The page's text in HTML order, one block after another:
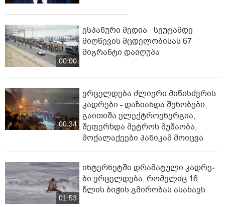
მოღვაწეობისთვის. თქვენი წინამძღოლობით ეს
მონასტერი ღირსმა იოანე ზედაზნელმა და თორმეტმა
ასურელმა მამამ, მისმა მოწაფეებმა, დაიფარონ,
გააძლიერონ და გაამრავლონ. საქართველოში
მონაზვნობა ააღორძინოს უფალმა მათი ლოცვით.
ღმერთმა დაგლოცოთ და გაგაძლიეროთ!”, -
განაცხადა პატრიარქმა.
00:00
ესპანური მედია - სეუტამდე
მიღწევის მცდელობისას 67
მიგრანტი დაიღუპა
00:34
ვრცელდება ძლიერი მიწისძვრის
კადრები - დაზიანდა შენობები,
გაითიშა ელექტროენერგია,
შეფერხდა მეტროს მუშაობა,
მოქალაქეები პანიკამ მოიცვა
01:53
ინ­ტერ­ნეტ­ში დრა­მა­ტუ­ლი კად­რე­
ბი ვრცელდება, რომელიც 16
წლის ბიჭის გმირობას ასახავს